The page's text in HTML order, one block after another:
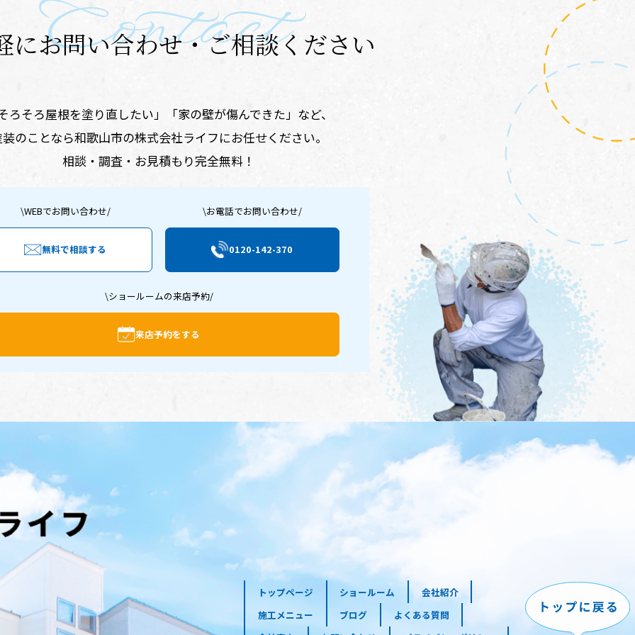
Contact
にお問い合わせ・ご相談ください
ろそろ屋根を塗り直したい」
​「家の壁が傷んできた」など、
のことなら和歌山市の株式会社ライフにお任せください。
相談・調査・お見積もり完全無料！
\WEBでお問い合わせ/
無料で相談する
\お電話でお問い合わせ/
0120-142-370
\ショールームの来店予約/
来店予約をする
トップページ ショールーム
会社紹介
施工メニュー
ブログ
よくある質問